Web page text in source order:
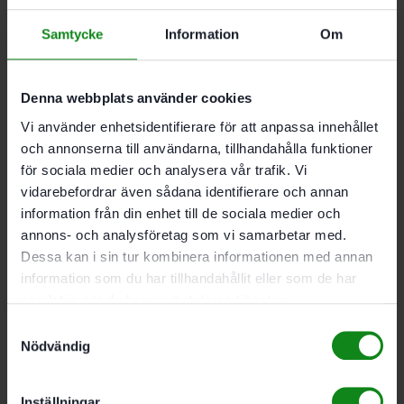
Samtycke Information Om
Denna webbplats använder cookies
Vi använder enhetsidentifierare för att anpassa innehållet
och annonserna till användarna, tillhandahålla funktioner
för sociala medier och analysera vår trafik. Vi
vidarebefordrar även sådana identifierare och annan
information från din enhet till de sociala medier och
annons- och analysföretag som vi samarbetar med.
Dessa kan i sin tur kombinera informationen med annan
information som du har tillhandahållit eller som de har
Nödvändig
batteri BP 18 Li 5,0 HP-
ASI
2034kr1990kr
Festool Sågklinga WOOD
FINE CUT HW
160×1,6×20 FWWW35
799kr
Festool Sågklinga WOOD